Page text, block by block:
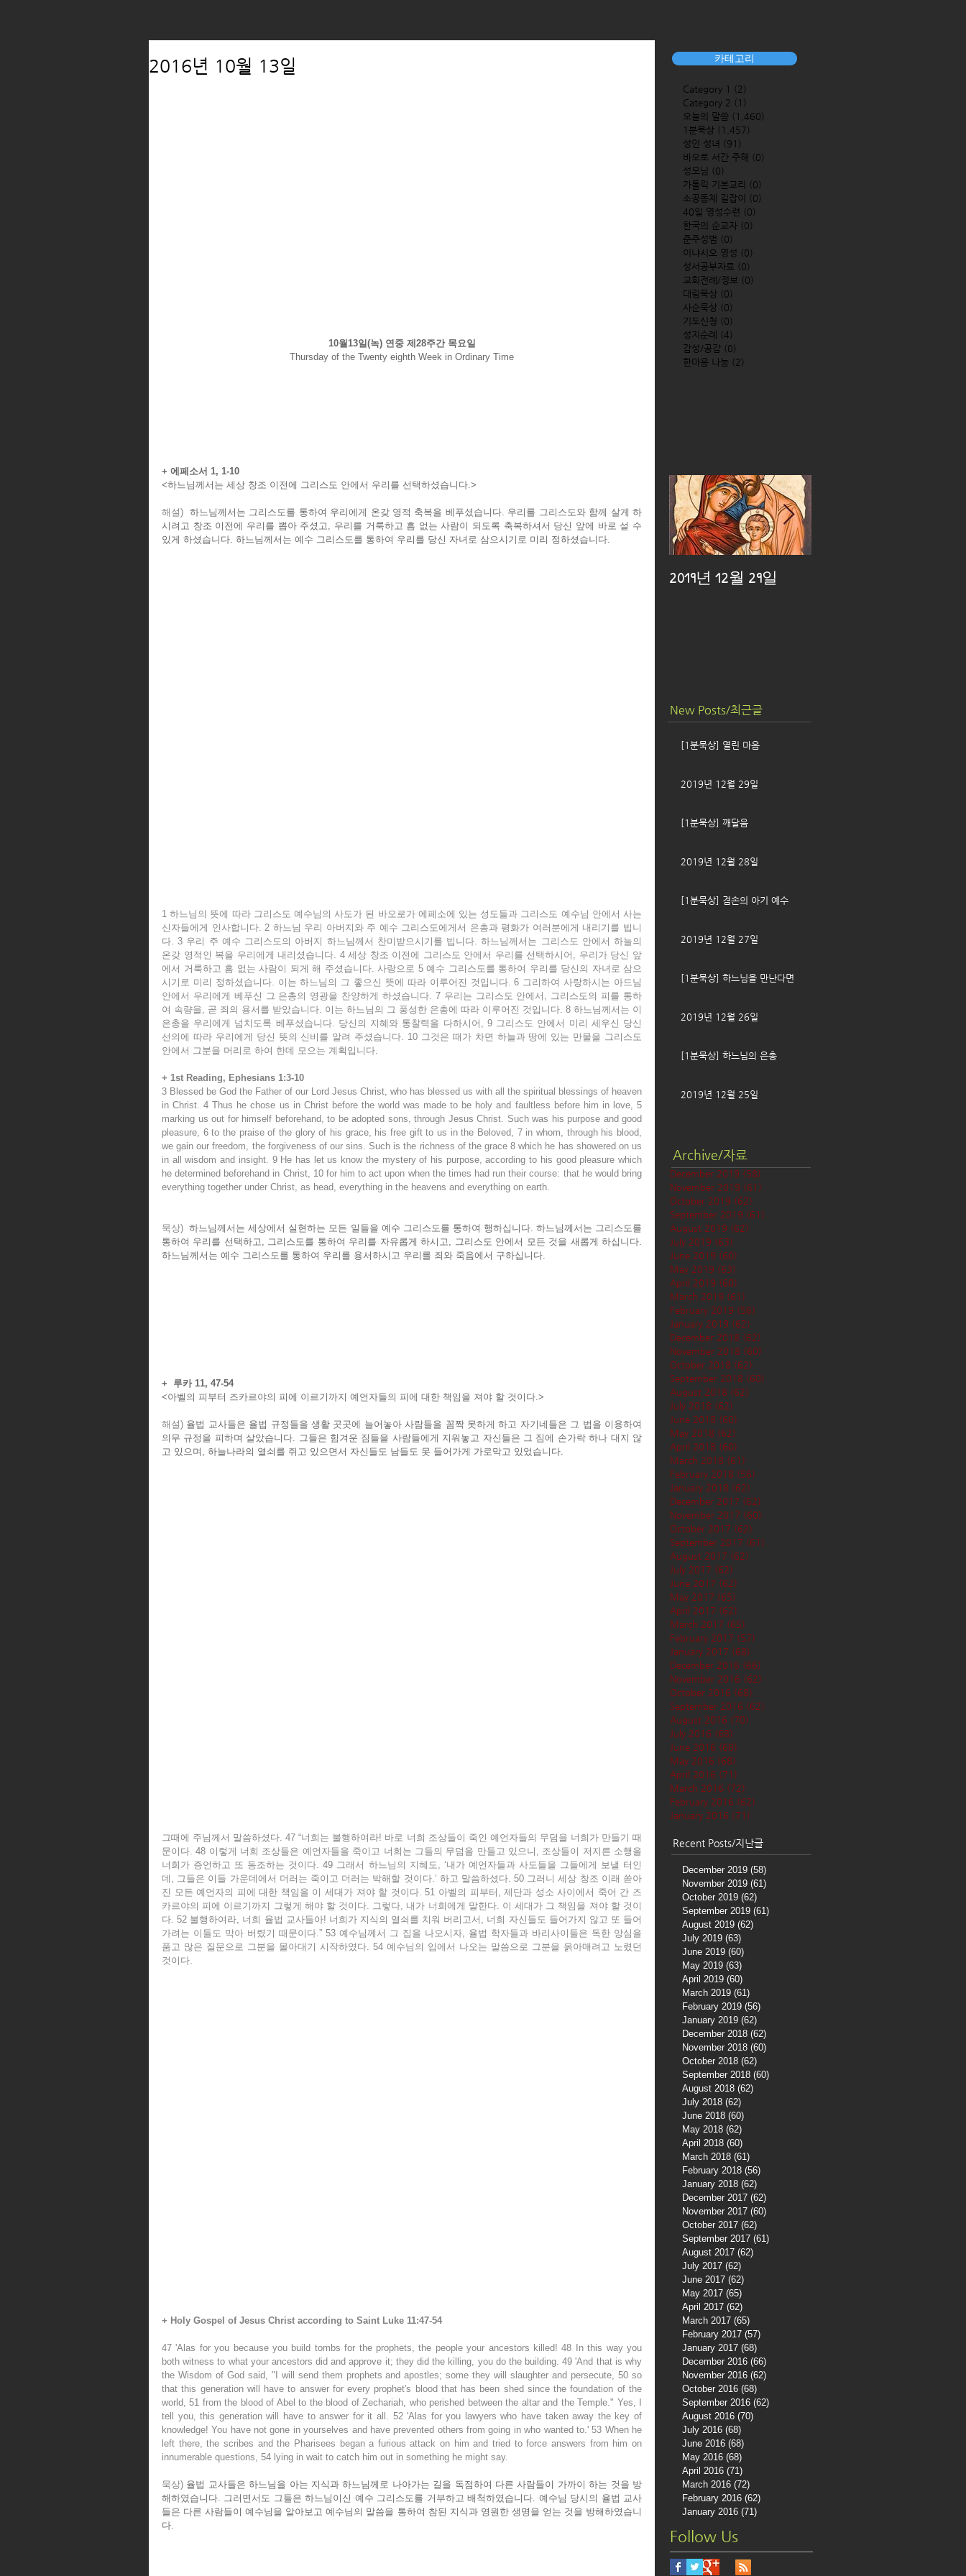
카테고리
Category 1 (2)
Category 2 (1)
오늘의 말씀 (1,460)
1분묵상 (1,457)
성인 성녀 (91)
바오로 서간 주해 (0)
성모님 (0)
가톨릭 기본교리 (0)
소공동체 길잡이
(0)
40일 영성수련 (0)
한국의 순교자 (0)
준주성범 (0)
이냐시오 영성 (0)
성서공부자료 (0)
교회전례/정보 (0)
대림묵상 (0)
사순묵상 (0)
기도신청 (0)
성지순례
(4)
감성/공감 (0)
한마음 나눔 (2)
2019년 12월 29일
New Posts/최근글
[1분묵상] 열린 마음
2019년 12월 29일
[1분묵상] 깨달음
2019년 12월 28일
[1분묵상] 겸손의 아기 예수
2019년 12월 27일
[1분묵상] 하느님을 만난다면
2019년 12월 26일
[1분묵상] 하느님의 은총
2019년 12월 25일
Archive/자료
December 2019 (58)
November 2019 (61)
October 2019 (62)
September 2019 (61)
August 2019 (62)
July 2019 (63)
June 2019 (60)
May 2019 (63)
April 2019 (60)
March 2019 (61)
February 2019 (56)
January 2019 (62)
December 2018 (62)
November 2018 (60)
October 2018 (62)
September 2018 (60)
August 2018 (62)
July 2018 (62)
June 2018 (60)
May 2018 (62)
April 2018 (60)
March 2018 (61)
February 2018 (56)
January 2018 (62)
December 2017 (62)
November 2017 (60)
October 2017 (62)
September 2017 (61)
August 2017 (62)
July 2017 (62)
June 2017 (62)
May 2017 (65)
April 2017 (62)
March 2017 (65)
February 2017 (57)
January 2017 (68)
December 2016 (66)
November 2016 (62)
October 2016 (68)
September 2016 (62)
August 2016 (70)
July 2016 (68)
June 2016 (68)
May 2016 (68)
April 2016 (71)
March 2016 (72)
February 2016 (62)
January 2016 (71)
Recent Posts/지난글
December 2019 (58)
November 2019 (61)
October 2019 (62)
September 2019 (61)
August 2019 (62)
July 2019 (63)
June 2019 (60)
May 2019 (63)
April 2019 (60)
March 2019 (61)
February 2019 (56)
January 2019 (62)
December 2018 (62)
November 2018 (60)
October 2018 (62)
September 2018 (60)
August 2018 (62)
July 2018 (62)
June 2018 (60)
May 2018 (62)
April 2018 (60)
March 2018 (61)
February 2018 (56)
January 2018 (62)
December 2017 (62)
November 2017 (60)
October 2017 (62)
September 2017 (61)
August 2017 (62)
July 2017 (62)
June 2017 (62)
May 2017 (65)
April 2017 (62)
March 2017 (65)
February 2017 (57)
January 2017 (68)
December 2016 (66)
November 2016 (62)
October 2016 (68)
September 2016 (62)
August 2016 (70)
July 2016 (68)
June 2016 (68)
May 2016 (68)
April 2016 (71)
March 2016 (72)
February 2016 (62)
January 2016 (71)
Follow Us
2016년 10월 13일
10월13일(녹) 연중 제28주간 목요일
Thursday of the Twenty eighth Week in Ordinary Time
+ 에페소서 1, 1-10
<하느님께서는 세상 창조 이전에 그리스도 안에서 우리를 선택하셨습니다.>
해설) 하느님께서는 그리스도를 통하여 우리에게 온갖 영적 축복을 베푸셨습니다. 우리를 그리스도와 함께 살게 하
시려고 창조 이전에 우리를 뽑아 주셨고, 우리를 거룩하고 흠 없는 사람이 되도록 축복하셔서 당신 앞에 바로 설 수
있게 하셨습니다. 하느님께서는 예수 그리스도를 통하여 우리를 당신 자녀로 삼으시기로 미리 정하셨습니다.
1 하느님의 뜻에 따라 그리스도 예수님의 사도가 된 바오로가 에페소에 있는 성도들과 그리스도 예수님 안에서 사는
신자들에게 인사합니다. 2 하느님 우리 아버지와 주 예수 그리스도에게서 은총과 평화가 여러분에게 내리기를 빕니
다. 3 우리 주 예수 그리스도의 아버지 하느님께서 찬미받으시기를 빕니다. 하느님께서는 그리스도 안에서 하늘의
온갖 영적인 복을 우리에게 내리셨습니다. 4 세상 창조 이전에 그리스도 안에서 우리를 선택하시어, 우리가 당신 앞
에서 거룩하고 흠 없는 사람이 되게 해 주셨습니다. 사랑으로 5 예수 그리스도를 통하여 우리를 당신의 자녀로 삼으
시기로 미리 정하셨습니다. 이는 하느님의 그 좋으신 뜻에 따라 이루어진 것입니다. 6 그리하여 사랑하시는 아드님
안에서 우리에게 베푸신 그 은총의 영광을 찬양하게 하셨습니다. 7 우리는 그리스도 안에서, 그리스도의 피를 통하
여 속량을, 곧 죄의 용서를 받았습니다. 이는 하느님의 그 풍성한 은총에 따라 이루어진 것입니다. 8 하느님께서는 이
은총을 우리에게 넘치도록 베푸셨습니다. 당신의 지혜와 통찰력을 다하시어, 9 그리스도 안에서 미리 세우신 당신
선의에 따라 우리에게 당신 뜻의 신비를 알려 주셨습니다. 10 그것은 때가 차면 하늘과 땅에 있는 만물을 그리스도
안에서 그분을 머리로 하여 한데 모으는 계획입니다.
+ 1st Reading, Ephesians 1:3-10
3 Blessed be God the Father of our Lord Jesus Christ, who has blessed us with all the spiritual blessings of heaven
in Christ. 4 Thus he chose us in Christ before the world was made to be holy and faultless before him in love, 5
marking us out for himself beforehand, to be adopted sons, through Jesus Christ. Such was his purpose and good
pleasure, 6 to the praise of the glory of his grace, his free gift to us in the Beloved, 7 in whom, through his blood,
we gain our freedom, the forgiveness of our sins. Such is the richness of the grace 8 which he has showered on us
in all wisdom and insight. 9 He has let us know the mystery of his purpose, according to his good pleasure which
he determined beforehand in Christ, 10 for him to act upon when the times had run their course: that he would bring
everything together under Christ, as head, everything in the heavens and everything on earth.
묵상) 하느님께서는 세상에서 실현하는 모든 일들을 예수 그리스도를 통하여 행하십니다. 하느님께서는 그리스도를
통하여 우리를 선택하고, 그리스도를 통하여 우리를 자유롭게 하시고, 그리스도 안에서 모든 것을 새롭게 하십니다.
하느님께서는 예수 그리스도를 통하여 우리를 용서하시고 우리를 죄와 죽음에서 구하십니다.
+  루카 11, 47-54
<아벨의 피부터 즈카르야의 피에 이르기까지 예언자들의 피에 대한 책임을 져야 할 것이다.>
해설) 율법 교사들은 율법 규정들을 생활 곳곳에 늘어놓아 사람들을 꼼짝 못하게 하고 자기네들은 그 법을 이용하여
의무 규정을 피하며 살았습니다. 그들은 힘겨운 짐들을 사람들에게 지워놓고 자신들은 그 짐에 손가락 하나 대지 않
고 있으며, 하늘나라의 열쇠를 쥐고 있으면서 자신들도 남들도 못 들어가게 가로막고 있었습니다.
그때에 주님께서 말씀하셨다. 47 “너희는 불행하여라! 바로 너희 조상들이 죽인 예언자들의 무덤을 너희가 만들기 때
문이다. 48 이렇게 너희 조상들은 예언자들을 죽이고 너희는 그들의 무덤을 만들고 있으니, 조상들이 저지른 소행을
너희가 증언하고 또 동조하는 것이다. 49 그래서 하느님의 지혜도, ‘내가 예언자들과 사도들을 그들에게 보낼 터인
데, 그들은 이들 가운데에서 더러는 죽이고 더러는 박해할 것이다.’ 하고 말씀하셨다. 50 그러니 세상 창조 이래 쏟아
진 모든 예언자의 피에 대한 책임을 이 세대가 져야 할 것이다. 51 아벨의 피부터, 제단과 성소 사이에서 죽어 간 즈
카르야의 피에 이르기까지 그렇게 해야 할 것이다. 그렇다, 내가 너희에게 말한다. 이 세대가 그 책임을 져야 할 것이
다. 52 불행하여라, 너희 율법 교사들아! 너희가 지식의 열쇠를 치워 버리고서, 너희 자신들도 들어가지 않고 또 들어
가려는 이들도 막아 버렸기 때문이다.” 53 예수님께서 그 집을 나오시자, 율법 학자들과 바리사이들은 독한 앙심을
품고 많은 질문으로 그분을 몰아대기 시작하였다. 54 예수님의 입에서 나오는 말씀으로 그분을 옭아매려고 노렸던
것이다.
+ Holy Gospel of Jesus Christ according to Saint Luke 11:47-54
47 'Alas for you because you build tombs for the prophets, the people your ancestors killed! 48 In this way you
both witness to what your ancestors did and approve it; they did the killing, you do the building. 49 'And that is why
the Wisdom of God said, "I will send them prophets and apostles; some they will slaughter and persecute, 50 so
that this generation will have to answer for every prophet's blood that has been shed since the foundation of the
world, 51 from the blood of Abel to the blood of Zechariah, who perished between the altar and the Temple." Yes, I
tell you, this generation will have to answer for it all. 52 'Alas for you lawyers who have taken away the key of
knowledge! You have not gone in yourselves and have prevented others from going in who wanted to.' 53 When he
left there, the scribes and the Pharisees began a furious attack on him and tried to force answers from him on
innumerable questions, 54 lying in wait to catch him out in something he might say.
묵상) 율법 교사들은 하느님을 아는 지식과 하느님께로 나아가는 길을 독점하여 다른 사람들이 가까이 하는 것을 방
해하였습니다. 그러면서도 그들은 하느님이신 예수 그리스도를 거부하고 배척하였습니다. 예수님 당시의 율법 교사
들은 다른 사람들이 예수님을 알아보고 예수님의 말씀을 통하여 참된 지식과 영원한 생명을 얻는 것을 방해하였습니
다.